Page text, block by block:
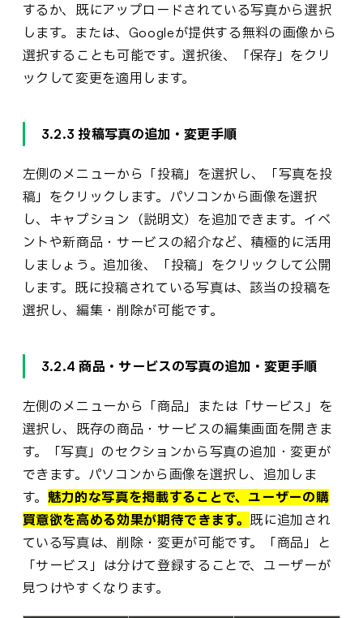
するか、既にアップロードされている写真から選択
します。または、Googleが提供する無料の画像から
選択することも可能です。選択後、「保存」をクリ
ックして変更を適用します。
3.2.3 投稿写真の追加・変更手順
左側のメニューから「投稿」を選択し、「写真を投
稿」をクリックします。パソコンから画像を選択
し、キャプション（説明文）を追加できます。イベ
ントや新商品・サービスの紹介など、積極的に活用
しましょう。追加後、「投稿」をクリックして公開
します。既に投稿されている写真は、該当の投稿を
選択し、編集・削除が可能です。
3.2.4 商品・サービスの写真の追加・変更手順
左側のメニューから「商品」または「サービス」を
選択し、既存の商品・サービスの編集画面を開きま
す。「写真」のセクションから写真の追加・変更が
できます。パソコンから画像を選択し、追加しま
す。 魅力的な写真を掲載することで、ユーザーの購
買意欲を高める効果が期待できます。 既に追加され
ている写真は、削除・変更が可能です。「商品」と
「サービス」は分けて登録することで、ユーザーが
見つけやすくなります。